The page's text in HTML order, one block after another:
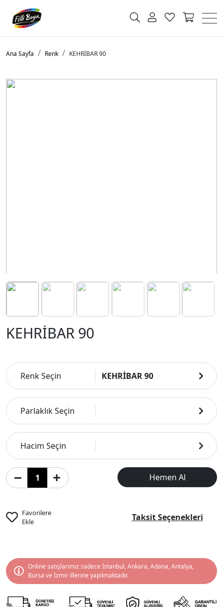
Ana Sayfa Renk KEHRİBAR 90
KEHRİBAR 90
Renk Seçin KEHRİBAR 90
Parlaklık Seçin
Hacim Seçin
Hemen Al
Favorilere
Ekle
Taksit Seçenekleri
Online satışlarımız sadece İstanbul, Ankara, Adana, Antalya,
Bursa ve İzmir illerine yapılmaktadır.